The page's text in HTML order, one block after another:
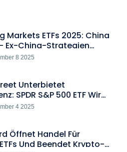
Markets ETFs 2025: China
Ex-China-Strategien
8 2025
Unterbietet
SPDR S&P 500 ETF Wird
Indextracker
4 2025
Öffnet Handel Für
Und Beendet Krypto-